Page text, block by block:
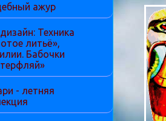
ажур
Техника
литьё»,
Бабочки
- летняя